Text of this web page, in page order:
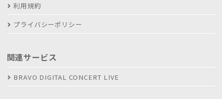
利用規約
プライバシーポリシー
関連サービス
BRAVO DIGITAL CONCERT LIVE